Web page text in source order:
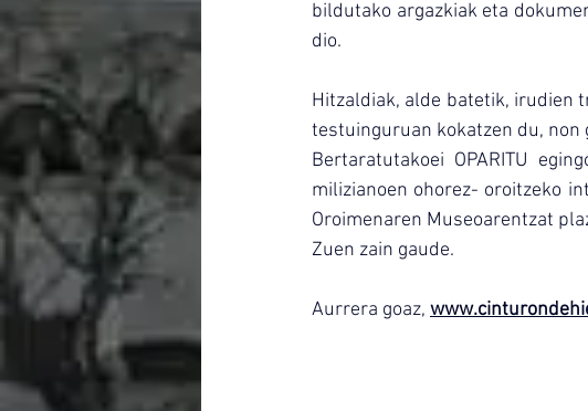
bildutako argazkiak eta
dio.
Hitzaldiak, alde batetik, irudien
testuinguruan kokatzen du, non
Bertaratutakoei OPARITU
milizianoen ohorez- oroitzeko
Oroimenaren Museoarentzat
Zuen zain gaude.
Aurrera goaz,